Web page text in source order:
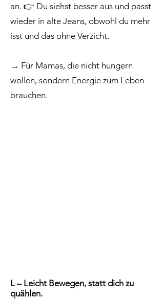
an. 👉 Du siehst besser aus und passt
wieder in alte Jeans, obwohl du mehr
isst und das ohne Verzicht.
→ Für Mamas, die nicht hungern
wollen, sondern Energie zum Leben
brauchen.
L – Leicht Bewegen, statt dich zu
quählen.